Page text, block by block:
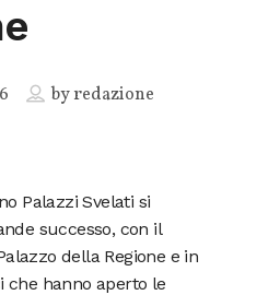
byredazione
Palazzi Svelati si
successo, con il
della Regione e in
che hanno aperto le